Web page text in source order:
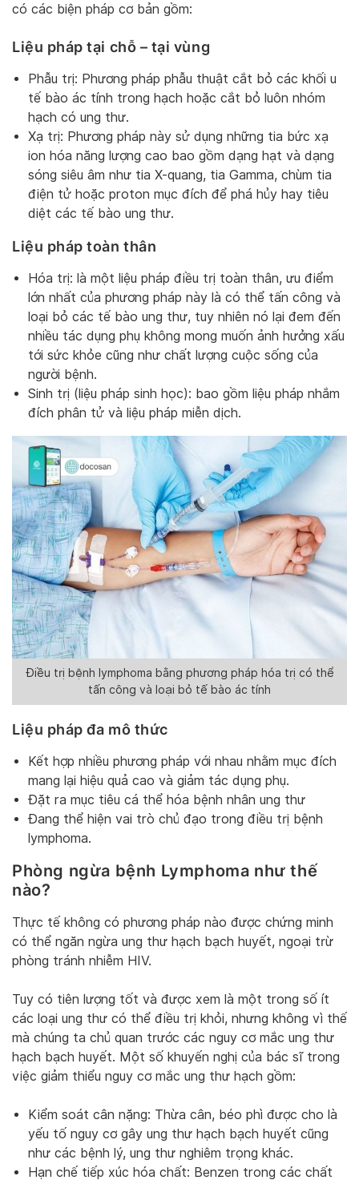
có các biện pháp cơ bản gồm:
Liệu pháp tại chỗ – tại vùng
Phẫu trị: Phương pháp phẫu thuật cắt bỏ các khối u
tế bào ác tính trong hạch hoặc cắt bỏ luôn nhóm
hạch có ung thư.
Xạ trị: Phương pháp này sử dụng những tia bức xạ
ion hóa năng lượng cao bao gồm dạng hạt và dạng
sóng siêu âm như tia X-quang, tia Gamma, chùm tia
điện tử hoặc proton mục đích để phá hủy hay tiêu
diệt các tế bào ung thư.
Liệu pháp toàn thân
Hóa trị: là một liệu pháp điều trị toàn thân, ưu điểm
lớn nhất của phương pháp này là có thể tấn công và
loại bỏ các tế bào ung thư, tuy nhiên nó lại đem đến
nhiều tác dụng phụ không mong muốn ảnh hưởng xấu
tới sức khỏe cũng như chất lượng cuộc sống của
người bệnh.
Sinh trị (liệu pháp sinh học): bao gồm liệu pháp nhắm
đích phân tử và liệu pháp miễn dịch.
Điều trị bệnh lymphoma bằng phương pháp hóa trị có thể
tấn công và loại bỏ tế bào ác tính
Liệu pháp đa mô thức
Kết hợp nhiều phương pháp với nhau nhằm mục đích
mang lại hiệu quả cao và giảm tác dụng phụ.
Đặt ra mục tiêu cá thể hóa bệnh nhân ung thư
Đang thể hiện vai trò chủ đạo trong điều trị bệnh
lymphoma.
Phòng ngừa bệnh Lymphoma như thế
nào?
Thực tế không có phương pháp nào được chứng minh
có thể ngăn ngừa ung thư hạch bạch huyết, ngoại trừ
phòng tránh nhiễm HIV.
Tuy có tiên lượng tốt và được xem là một trong số ít
các loại ung thư có thể điều trị khỏi, nhưng không vì thế
mà chúng ta chủ quan trước các nguy cơ mắc ung thư
hạch bạch huyết. Một số khuyến nghị của bác sĩ trong
việc giảm thiểu nguy cơ mắc ung thư hạch gồm:
Kiểm soát cân nặng: Thừa cân, béo phì được cho là
yếu tố nguy cơ gây ung thư hạch bạch huyết cũng
như các bệnh lý, ung thư nghiêm trọng khác.
Hạn chế tiếp xúc hóa chất: Benzen trong các chất